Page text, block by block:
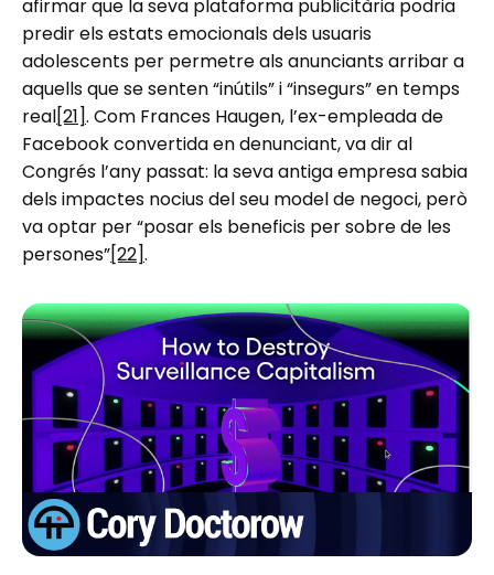
afirmar que la seva plataforma publicitària podria
predir els estats emocionals dels usuaris
adolescents per permetre als anunciants arribar a
aquells que se senten “inútils” i “insegurs” en temps
real[21]. Com Frances Haugen, l’ex-empleada de
Facebook convertida en denunciant, va dir al
Congrés l’any passat: la seva antiga empresa sabia
dels impactes nocius del seu model de negoci, però
va optar per “posar els beneficis per sobre de les
persones”[22].